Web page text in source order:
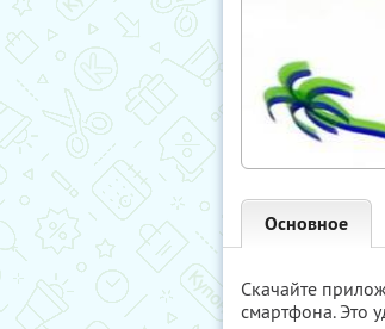
Основное
Скачайте
смартфона. Это